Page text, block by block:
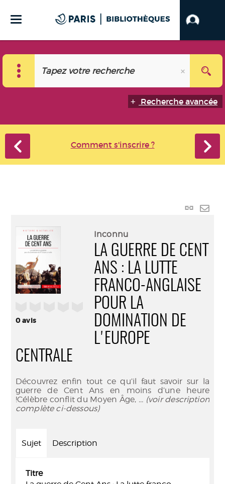
Recherche avancée
Comment s'inscrire ?
Lien
mail
0avis
Inconnu
LA GUERRE DE CENT
ANS : LA LUTTE
FRANCO-ANGLAISE
POUR LA
DOMINATION DE
L'EUROPE
CENTRALE
Découvrez enfin tout ce qu’il faut savoir sur la
guerre de Cent Ans en moins d’une heure
!Célèbre conflit du Moyen Âge, ... (voir description
complète ci-dessous)
Sujet Description
Titre